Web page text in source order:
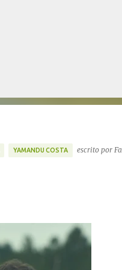
YAMANDU COSTA escrito por